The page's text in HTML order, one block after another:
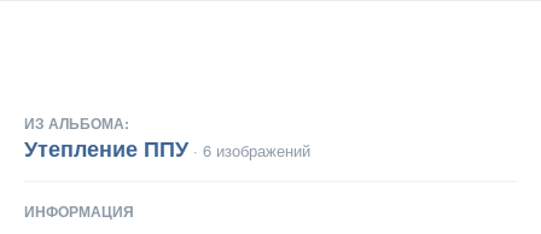
ИЗ АЛЬБОМА:
Утепление ППУ · 6 изображений
ИНФОРМАЦИЯ